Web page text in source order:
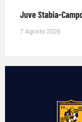
Juve Stabia-
7 Agosto 2026